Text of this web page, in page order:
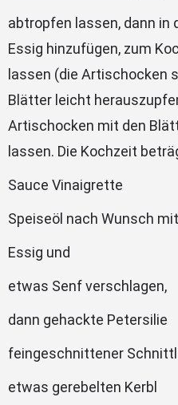
abtropfen lassen, dann in
Essig hinzufügen, zum
lassen (die Artischocken
Blätter leicht
Artischocken mit den
lassen. Die Kochzeit
Sauce Vinaigrette
Speiseöl nach Wunsch mit
Essig und
etwas Senf verschlagen,
dann gehackte Petersilie
feingeschnittener
etwas gerebelten Kerbl